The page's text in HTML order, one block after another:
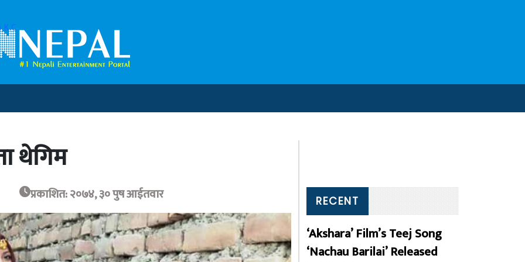
थेगिम
प्रकाशित: २०७४, ३० पुष आईतवार RECENT
‘Akshara’ Film’s Teej Song
‘Nachau Barilai’ Released